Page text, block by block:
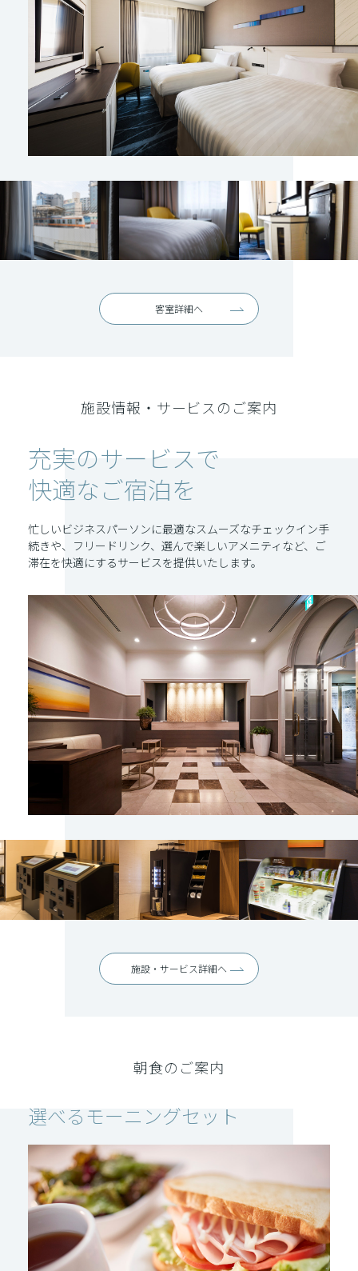
客室詳細へ
施設情報・サービスのご案内
充実のサービスで
快適なご宿泊を
忙しいビジネスパーソンに最適なスムーズなチェックイン手
続きや、フリードリンク、選んで楽しいアメニティなど、ご
滞在を快適にするサービスを提供いたします。
施設・サービス詳細へ
朝食のご案内
選べるモーニングセット